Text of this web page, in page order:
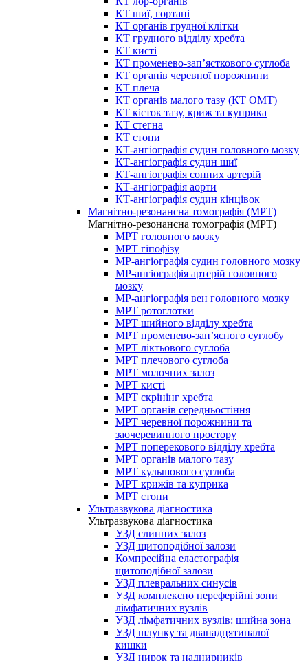
КТ шиї, гортані
КТ органів грудної клітки
КТ грудного відділу хребта
КТ кисті
КТ променево-зап’ясткового суглоба
КТ органів черевної порожнини
КТ плеча
КТ органів малого тазу (КТ ОМТ)
КТ кісток тазу, криж та куприка
КТ стегна
КТ стопи
КТ-ангіографія судин головного мозку
КТ-ангіографія судин шиї
КТ-ангіографія сонних артерій
КТ-ангіографія аорти
КТ-ангіографія судин кінцівок
Магнітно-резонансна томографія (МРТ)
Магнітно-резонансна томографія (МРТ)
МРТ головного мозку
МРТ гіпофізу
МР-ангіографія судин головного мозку
МР-ангіографія артерій головного
мозку
МР-ангіографія вен головного мозку
МРТ ротоглотки
МРТ шийного відділу хребта
МРТ променево-зап’ясного суглобу
МРТ ліктьового суглоба
МРТ плечового суглоба
МРТ молочних залоз
МРТ кисті
МРТ скрінінг хребта
МРТ органів середньостіння
МРТ черевної порожнини та
заочеревинного простору
МРТ поперекового відділу хребта
МРТ органів малого тазу
МРТ кульшового суглоба
МРТ крижів та куприка
МРТ стопи
Ультразвукова діагностика
Ультразвукова діагностика
УЗД слинних залоз
УЗД щитоподібної залози
Компресійна еластографія
щитоподібної залози
УЗД плевральних синусів
УЗД комплексно переферійні зони
лімфатичних вузлів
УЗД лімфатичних вузлів: шийна зона
УЗД шлунку та дванадцятипалої
кишки
УЗД нирок та наднирників